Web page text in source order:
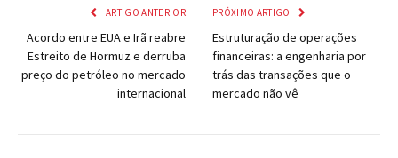
ARTIGO ANTERIOR
Acordo entre EUA e Irã reabre
Estreito de Hormuz e derruba
preço do petróleo no mercado
internacional
PRÓXIMO ARTIGO
Estruturação de operações
financeiras: a engenharia por
trás das transações que o
mercado não vê